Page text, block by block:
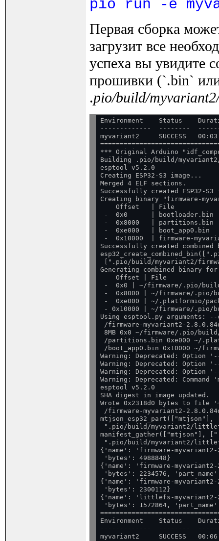
pio run -e
Первая сборка
загрузит все
успеха вы увидите
прошивки (`.bin`
.pio/build/
Environment    Status
-------------  --------
myvariant2     SUCCESS
*** Original Arduino
Building .pio/build/
esptool v5.2.0
Creating ESP32-S3 image...
Merged 4 ELF sections.
Successfully created ESP32-S3
Creating binary "firmware-
    Offset   | File
-  0x0      | bootloader.bin
-  0x8000   | partitions.bin
-  0xe000   | boot_app0.bin
-  0x10000  | firmware-
Successfully created combined
[".pio/build/myvariant2/
Generating combined binary
    Offset | File
-  0x0 | ~/firmware/.pio/
-  0x8000 | ~/firmware/.pio/
-  0xe000 | ~/.platformio/
- 0x10000 | ~/firmware/.pio/
Using esptool.py arguments:
/firmware-myvariant2-
8MB 0x0 ~/firmware/.pio/
/partitions.bin 0xe000 ~/
/boot_app0.bin 0x10000 ~/
Warning: Deprecated: Option
Warning: Deprecated:
Warning: Deprecated:
Warning: Deprecated:
esptool v5.2.0
SHA digest in image updated.
Wrote 0x2318d0 bytes to file
/firmware-myvariant2-
".pio/build/myvariant2/
manifest_gather(["mtjson"],
".pio/build/myvariant2/
{'name': 'firmware-
'bytes': 4988848}
{'name': 'firmware-myvariant2-
'bytes': 2234576,
{'name': 'firmware-myvariant2-
'bytes': 2300112}
{'name': 'littlefs-myvariant2-
'bytes': 1572864,
Environment    Status
-------------  --------
myvariant2     SUCCESS